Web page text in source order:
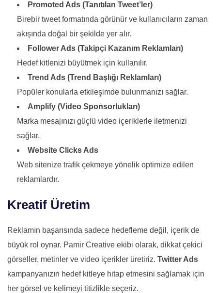
Promoted Ads (Tanıtılan Tweet’ler)
Birebir tweet formatında görünür ve kullanıcıların zaman
akışında doğal bir şekilde yer alır.
Follower Ads (Takipçi Kazanım Reklamları)
Hedef kitlenizi büyütmek için kullanılır.
Trend Ads (Trend Başlığı Reklamları)
Popüler konularla etkileşimde bulunmanızı sağlar.
Amplify (Video Sponsorlukları)
Marka mesajınızı güçlü video içeriklerle iletmenizi
sağlar.
Website Clicks Ads
Web sitenize trafik çekmeye yönelik optimize edilen
reklamlardır.
Kreatif Üretim
Reklamın başarısında sadece hedefleme değil, içerik de
büyük rol oynar. Pamir Creative ekibi olarak, dikkat çekici
görseller, metinler ve video içerikler üretiriz. Twitter Ads
kampanyanızın hedef kitleye hitap etmesini sağlamak için
her görsel ve kelimeyi titizlikle seçeriz.